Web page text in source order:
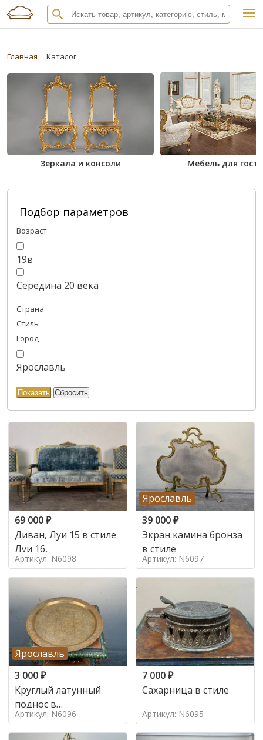
Главная Каталог
Зеркала и консоли Мебель для
Подбор параметров
Возраст
19в
Середина 20 века
Страна
Стиль
Город
Ярославль
69 000₽
Диван, Луи 15 в стиле
Луи 16,
Артикул: N6098
Ярославль
39 000₽
Экран камина бронза
в стиле
Артикул: N6097
Ярославль
3 000₽
Круглый латунный
поднос в
марокканском стиле в
стиле
Артикул: N6096
7 000₽
Сахарница в стиле
Артикул: N6095